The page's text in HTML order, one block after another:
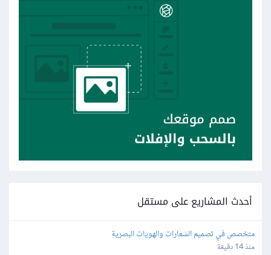
أحدث المشاريع على مستقل
متخصص في تصميم الشعارات والهويات البصرية
منذ 14 دقيقة